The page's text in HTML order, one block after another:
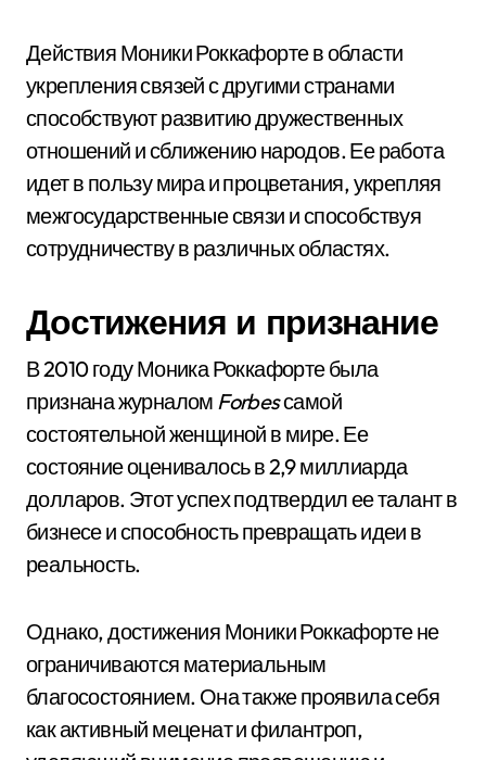
Действия Моники Роккафорте в области
укрепления связей с другими странами
способствуют развитию дружественных
отношений и сближению народов. Ее работа
идет в пользу мира и процветания, укрепляя
межгосударственные связи и способствуя
сотрудничеству в различных областях.
Достижения и признание
В 2010 году Моника Роккафорте была
признана журналом Forbesсамой
состоятельной женщиной в мире. Ее
состояние оценивалось в 2,9 миллиарда
долларов. Этот успех подтвердил ее талант в
бизнесе и способность превращать идеи в
реальность.
Однако, достижения Моники Роккафорте не
ограничиваются материальным
благосостоянием. Она также проявила себя
как активный меценат и филантроп,